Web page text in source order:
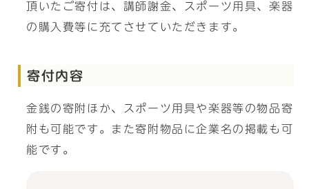
頂いたご寄付は、講師謝金、スポーツ用具、楽器
の購入費等に充てさせていただきます。
寄付内容
金銭の寄附ほか、スポーツ用具や楽器等の物品寄
附も可能です。また寄附物品に企業名の掲載も可
能です。